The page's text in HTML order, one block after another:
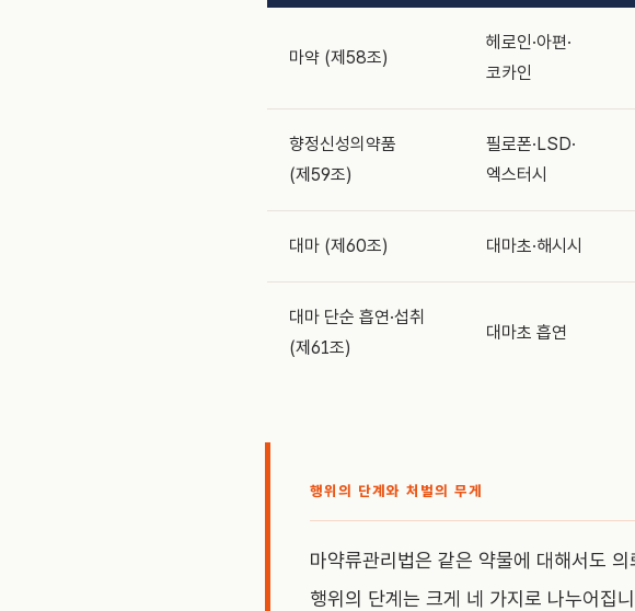
마약 (제58조)
헤로인·아편·
코카인
향정신성의약품
(제59조)
필로폰·LSD·
엑스터시
대마 (제60조) 대마초·해시시
대마 단순 흡연·섭취
(제61조)
대마초 흡연
행위의 단계와 처벌의 무게
마약류관리법은 같은 약물에 대해서도
행위의 단계는 크게 네 가지로 나누어집